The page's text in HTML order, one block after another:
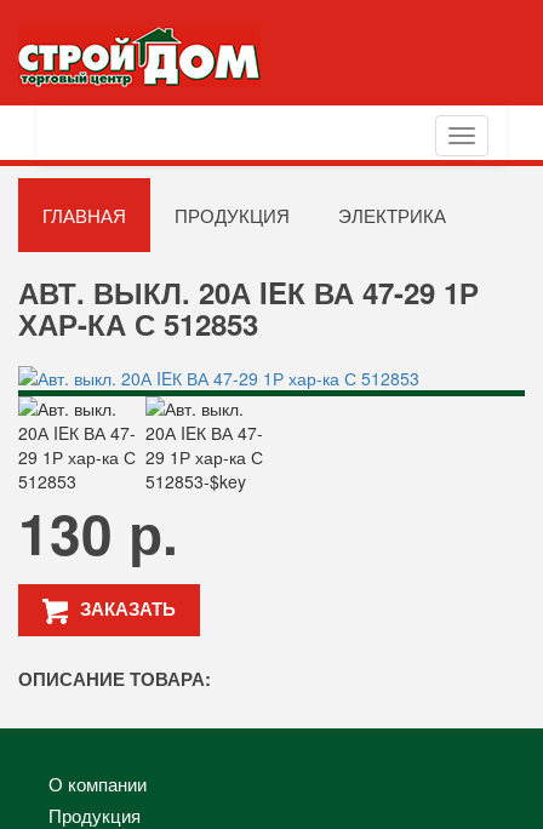
Toggle
navigation
ГЛАВНАЯ ПРОДУКЦИЯ ЭЛЕКТРИКА
АВТ. ВЫКЛ. 20А IEК ВА 47-29 1Р
ХАР-КА С 512853
130 р.
ЗАКАЗАТЬ
ОПИСАНИЕ ТОВАРА:
О компании
Продукция